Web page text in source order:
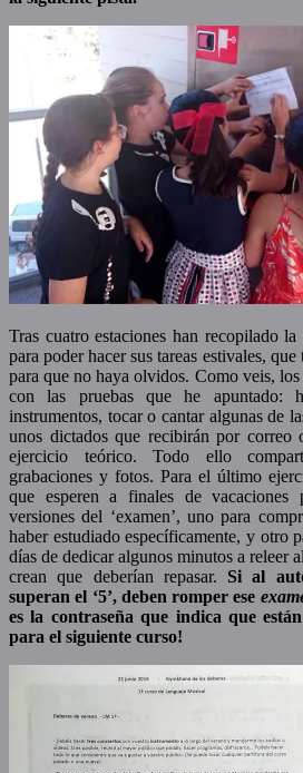
Tras cuatro estaciones han recopilado
para poder hacer sus tareas estivales,
para que no haya olvidos. Como veis, los
con las pruebas que he apuntado:
instrumentos, tocar o cantar algunas de
unos dictados que recibirán por correo
ejercicio teórico. Todo ello
grabaciones y fotos. Para el último
que esperen a finales de vacaciones
versiones del ‘examen’, uno para
haber estudiado específicamente, y otro
días de dedicar algunos minutos a releer
crean que deberían repasar. Si al
superan el ‘5’, deben romper ese
es la contraseña que indica que
para el siguiente curso!